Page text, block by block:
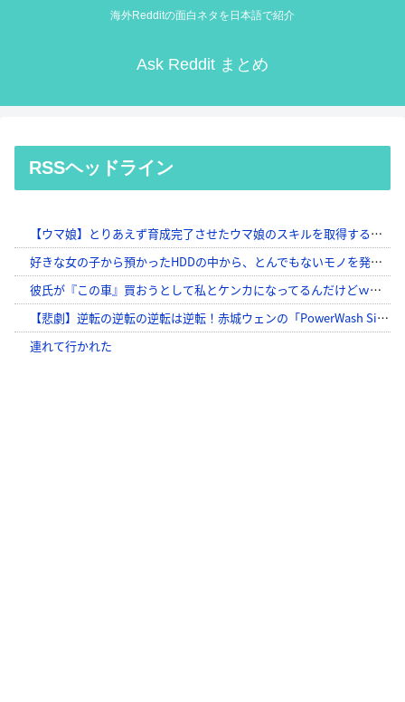
海外Redditの面白ネタを日本語で紹介
Ask Reddit まとめ
RSSヘッドライン